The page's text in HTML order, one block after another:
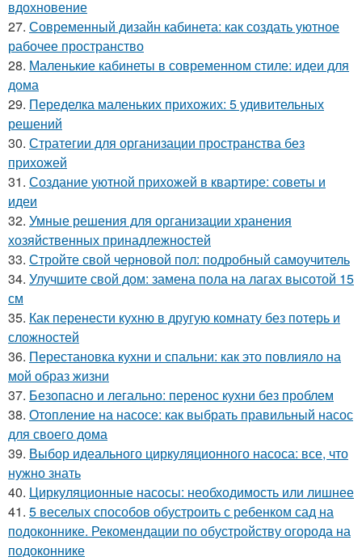
вдохновение
27. Современный дизайн кабинета: как создать уютное
рабочее пространство
28. Маленькие кабинеты в современном стиле: идеи для
дома
29. Переделка маленьких прихожих: 5 удивительных
решений
30. Стратегии для организации пространства без
прихожей
31. Создание уютной прихожей в квартире: советы и
идеи
32. Умные решения для организации хранения
хозяйственных принадлежностей
33. Стройте свой черновой пол: подробный самоучитель
34. Улучшите свой дом: замена пола на лагах высотой 15
см
35. Как перенести кухню в другую комнату без потерь и
сложностей
36. Перестановка кухни и спальни: как это повлияло на
мой образ жизни
37. Безопасно и легально: перенос кухни без проблем
38. Отопление на насосе: как выбрать правильный насос
для своего дома
39. Выбор идеального циркуляционного насоса: все, что
нужно знать
40. Циркуляционные насосы: необходимость или лишнее
41. 5 веселых способов обустроить с ребенком сад на
подоконнике. Рекомендации по обустройству огорода на
подоконнике